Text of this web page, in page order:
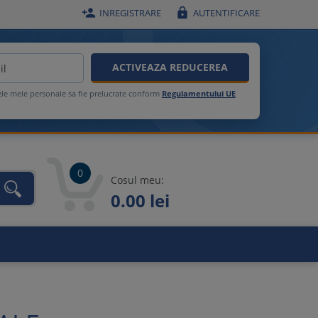
 INREGISTRARE  AUTENTIFICARE
ACTIVEAZA REDUCEREA
mele personale sa fie prelucrate conform Regulamentului UE
0
Cosul meu:
0.00 lei